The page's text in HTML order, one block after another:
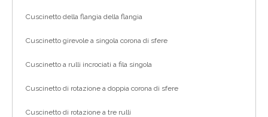
Cuscinetto della flangia della flangia
Cuscinetto girevole a singola corona di sfere
Cuscinetto a rulli incrociati a fila singola
Cuscinetto di rotazione a doppia corona di sfere
Cuscinetto di rotazione a tre rulli